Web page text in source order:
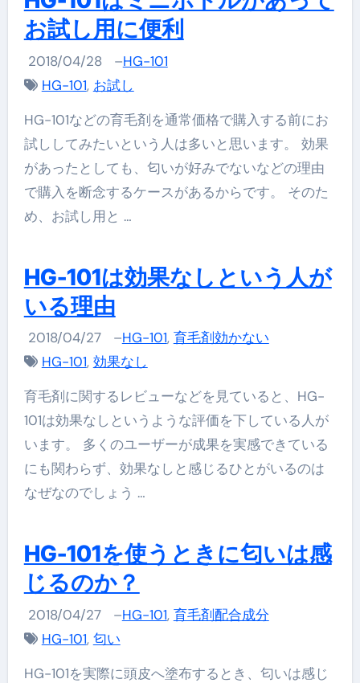
お試し用に便利
2018/04/28 –HG-101
HG-101, お試し
HG-101などの育毛剤を通常価格で購入する前にお
試ししてみたいという人は多いと思います。 効果
があったとしても、匂いが好みでないなどの理由
で購入を断念するケースがあるからです。 そのた
め、お試し用と …
HG-101は効果なしという人が
いる理由
2018/04/27 –HG-101, 育毛剤効かない
HG-101, 効果なし
育毛剤に関するレビューなどを見ていると、HG-
101は効果なしというような評価を下している人が
います。 多くのユーザーが成果を実感できている
にも関わらず、効果なしと感じるひとがいるのは
なぜなのでしょう …
HG-101を使うときに匂いは感
じるのか？
2018/04/27 –HG-101, 育毛剤配合成分
HG-101, 匂い
HG-101を実際に頭皮へ塗布するとき、匂いは感じ